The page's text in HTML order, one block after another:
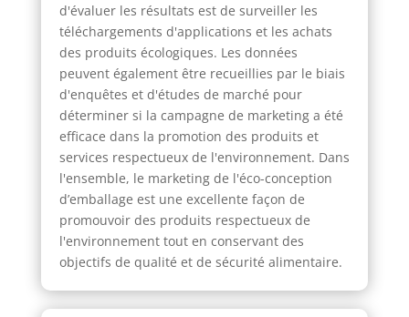
d'évaluer les résultats est de surveiller les
téléchargements d'applications et les achats
des produits écologiques. Les données
peuvent également être recueillies par le biais
d'enquêtes et d'études de marché pour
déterminer si la campagne de marketing a été
efficace dans la promotion des produits et
services respectueux de l'environnement. Dans
l'ensemble, le marketing de l'éco-conception
d’emballage est une excellente façon de
promouvoir des produits respectueux de
l'environnement tout en conservant des
objectifs de qualité et de sécurité alimentaire.